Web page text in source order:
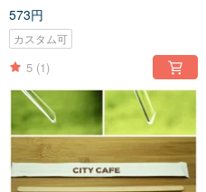
適
573円
カスタム可
5 (1)